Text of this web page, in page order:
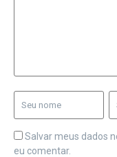
Salvar meus dados
eu comentar.